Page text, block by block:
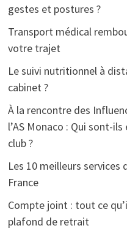
gestes et postures ?
Transport médical
votre trajet
Le suivi nutritionnel à
cabinet ?
À la rencontre des
l’AS Monaco : Qui sont-
club ?
Les 10 meilleurs
France
Compte joint : tout ce
plafond de retrait